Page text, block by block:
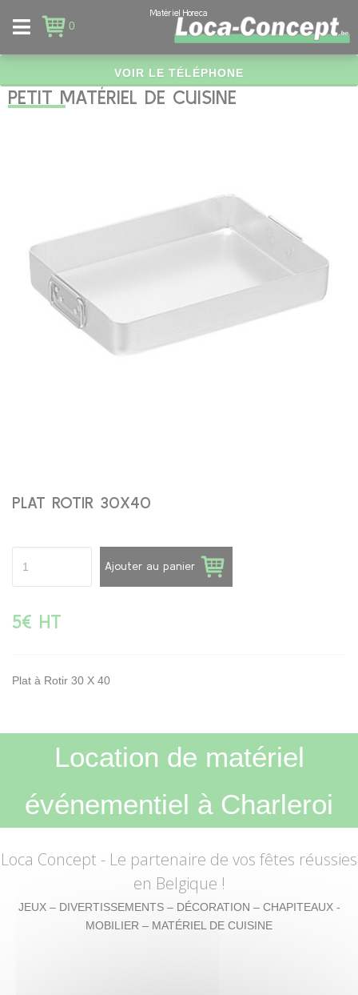
0
Matériel Horeca
VOIR LE TÉLÉPHONE
PETIT MATÉRIEL DE CUISINE
PLAT ROTIR 30X40
Ajouter au panier
5€ HT
Plat à Rotir 30 X 40
Location de matériel
événementiel à Charleroi
Loca Concept - Le partenaire de vos fêtes réussies
en Belgique !
JEUX – DIVERTISSEMENTS – DÉCORATION – CHAPITEAUX -
MOBILIER – MATÉRIEL DE CUISINE
Panneau de gestion des cookies